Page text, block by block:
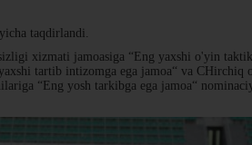
taqdirlandi.
xizmati jamoasiga “Eng yaxshi o'yin
tartib intizomga ega jamoa“ va CHirchiq
“Eng yosh tarkibga ega jamoa“